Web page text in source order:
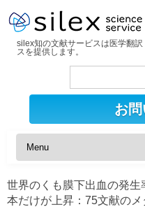
silex知の文献サービスは医学翻
スを提供します。
検
お
世界のくも膜下出血の発生
本だけが上昇：75文献のメ